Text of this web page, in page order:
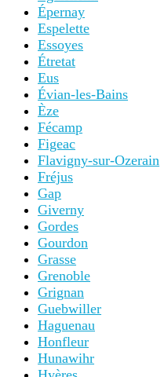
Épernay
Espelette
Essoyes
Étretat
Eus
Évian-les-Bains
Èze
Fécamp
Figeac
Flavigny-sur-Ozerain
Fréjus
Gap
Giverny
Gordes
Gourdon
Grasse
Grenoble
Grignan
Guebwiller
Haguenau
Honfleur
Hunawihr